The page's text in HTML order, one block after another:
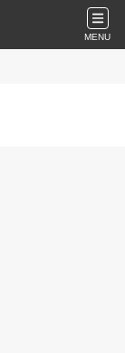
MENU